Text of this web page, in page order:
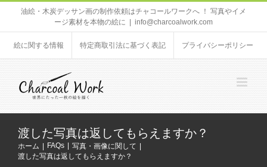
content
油絵・木炭デッサン画の制作依頼はチャコールワークへ ！ 写真やイメ
ージ素材を本物の絵に
info@charcoalwork.com
絵に関する情報 特定商取引法に基づく表記 プライバシーポリシー
渡した写真は返してもらえますか？
ホーム FAQs
写真・画像に関して
渡した写真は返してもらえますか？